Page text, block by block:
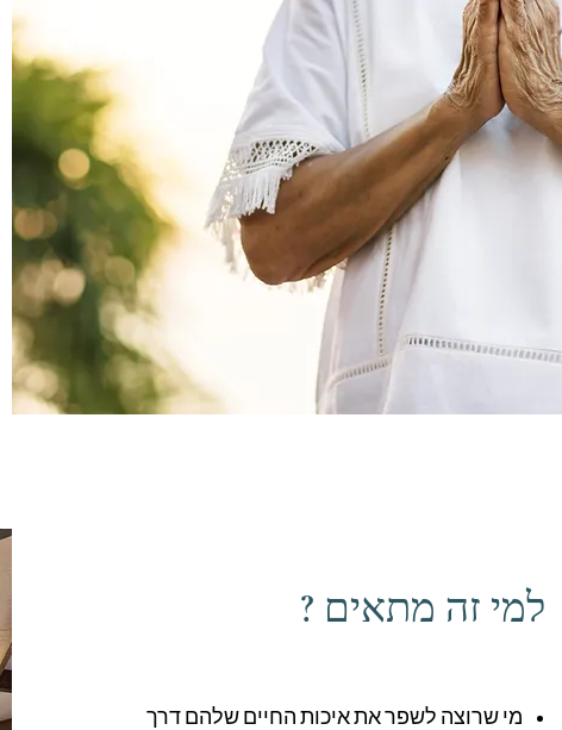
למי זה מתאים ?
מי שרוצה לשפר את איכות החיים שלהם דרך